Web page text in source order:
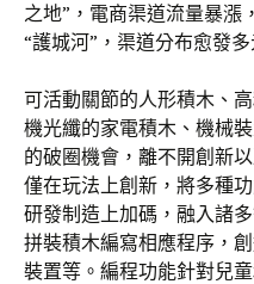
之地”，電商渠道流量暴漲
“護城河”，渠道分布愈發多
可活動關節的人形積木、
機光纖的家電積木、機械
的破圈機會，離不開創新
僅在玩法上創新，將多種
研發制造上加碼，融入諸
拼裝積木編寫相應程序，
裝置等。編程功能針對兒